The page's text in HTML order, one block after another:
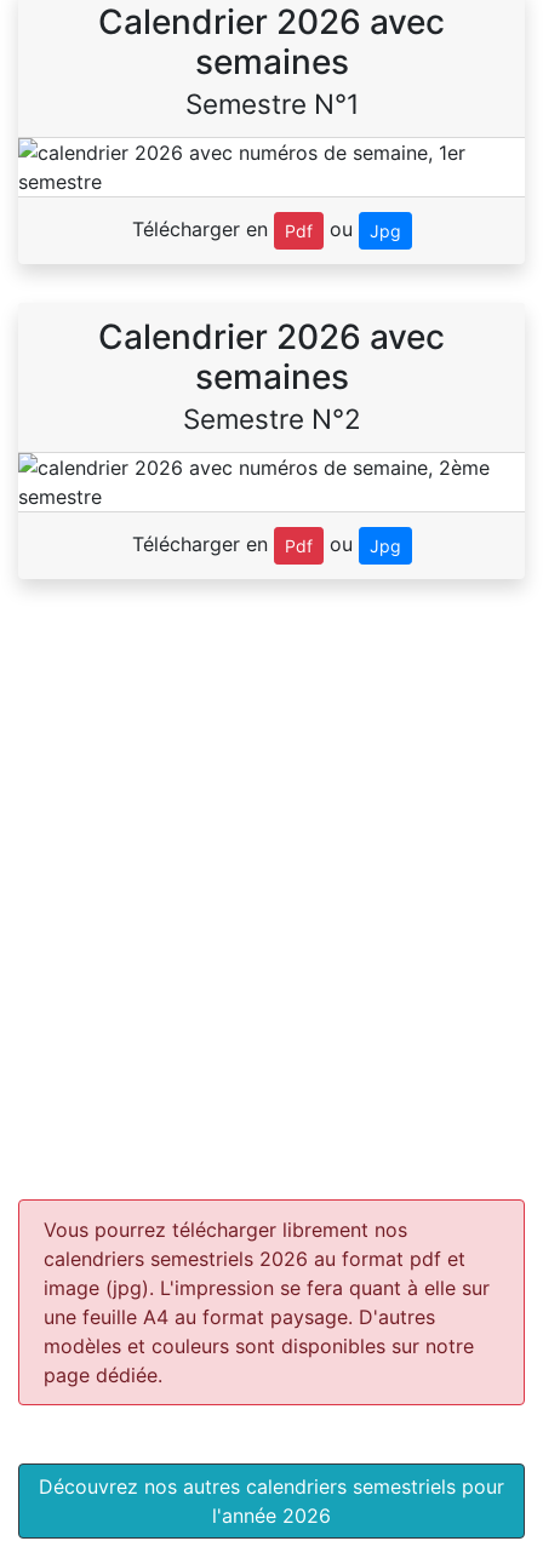
Calendrier 2026 avec
semaines
Semestre N°1
Télécharger en Pdf ou Jpg
Calendrier 2026 avec
semaines
Semestre N°2
Télécharger en Pdf ou Jpg
Vous pourrez télécharger librement nos
calendriers semestriels 2026 au format pdf et
image (jpg). L'impression se fera quant à elle sur
une feuille A4 au format paysage. D'autres
modèles et couleurs sont disponibles sur notre
page dédiée.
Découvrez nos autres calendriers semestriels pour
l'année 2026